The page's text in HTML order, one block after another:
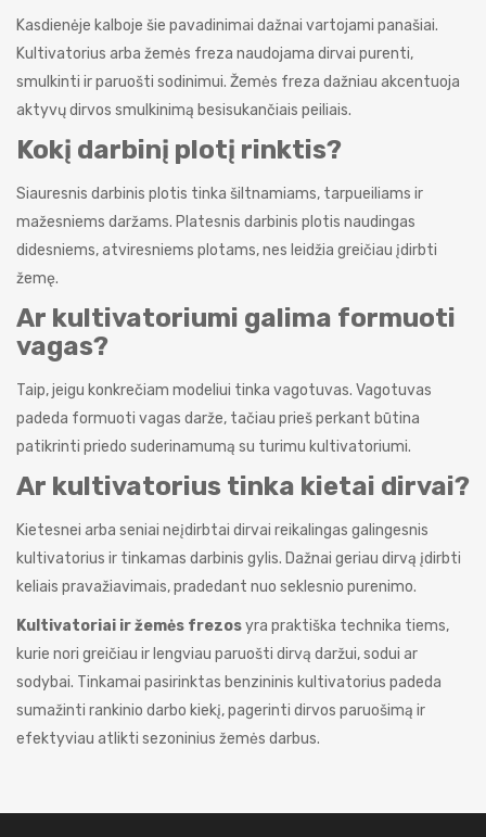
Kasdienėje kalboje šie pavadinimai dažnai vartojami panašiai.
Kultivatorius arba žemės freza naudojama dirvai purenti,
smulkinti ir paruošti sodinimui. Žemės freza dažniau akcentuoja
aktyvų dirvos smulkinimą besisukančiais peiliais.
Kokį darbinį plotį rinktis?
Siauresnis darbinis plotis tinka šiltnamiams, tarpueiliams ir
mažesniems daržams. Platesnis darbinis plotis naudingas
didesniems, atviresniems plotams, nes leidžia greičiau įdirbti
žemę.
Ar kultivatoriumi galima formuoti
vagas?
Taip, jeigu konkrečiam modeliui tinka vagotuvas. Vagotuvas
padeda formuoti vagas darže, tačiau prieš perkant būtina
patikrinti priedo suderinamumą su turimu kultivatoriumi.
Ar kultivatorius tinka kietai dirvai?
Kietesnei arba seniai neįdirbtai dirvai reikalingas galingesnis
kultivatorius ir tinkamas darbinis gylis. Dažnai geriau dirvą įdirbti
keliais pravažiavimais, pradedant nuo seklesnio purenimo.
Kultivatoriai ir žemės frezosyra praktiška technika tiems,
kurie nori greičiau ir lengviau paruošti dirvą daržui, sodui ar
sodybai. Tinkamai pasirinktas benzininis kultivatorius padeda
sumažinti rankinio darbo kiekį, pagerinti dirvos paruošimą ir
efektyviau atlikti sezoninius žemės darbus.